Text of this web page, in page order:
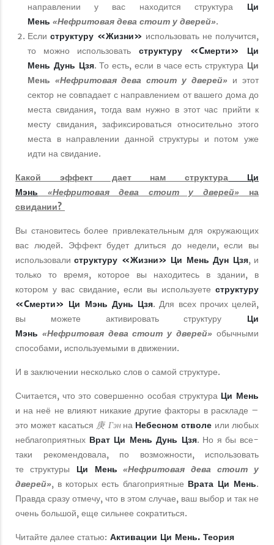
направлении у вас находится структураЦи
Мень «Нефритовая дева стоит у дверей».
Если структуру «Жизни» использовать не получится,
то можно использовать структуру «Cмерти»
Ци
Мень Дунь Цзя. То есть, если в часе есть структура Ци
Мень «Нефритовая дева стоит у дверей» и этот
сектор не совпадает с направлением от вашего дома до
места свидания, тогда вам нужно в этот час прийти к
месту свидания, зафиксироваться относительно этого
места в направлении данной структуры и потом уже
идти на свидание.
Какой эффект дает нам структура Ци
Мэнь «Нефритовая дева стоит у дверей»на
свидании?
Вы становитесь более привлекательным для окружающих
вас людей. Эффект будет длиться до недели, если вы
использовалиструктуру «Жизни» Ци Мень Дун Цзя, и
только то время, которое вы находитесь в здании, в
котором у вас свидание, если вы используете структуру
«Cмерти» Ци Мэнь Дунь Цзя. Для всех прочих целей,
вы можете активировать структуру Ци
Мэнь «Нефритовая дева стоит у дверей» обычными
способами, используемыми в движении.
И в заключении несколько слов о самой структуре.
Считается, что это совершенно особая структура Ци Мень
и на неё не влияют никакие другие факторы в раскладе –
это может касаться 庚 Гэн на Небесном стволе или любых
неблагоприятных Врат Ци Мень Дунь Цзя. Но я бы все-
таки рекомендовала, по возможности, использовать
те структуры
Ци Мень «Нефритовая дева стоит у
дверей», в которых есть благоприятные Врата Ци Мень.
Правда сразу отмечу, что в этом случае, ваш выбор и так не
очень большой, еще сильнее сократиться.
Читайте далее статью: Активации Ци Мень. Теория